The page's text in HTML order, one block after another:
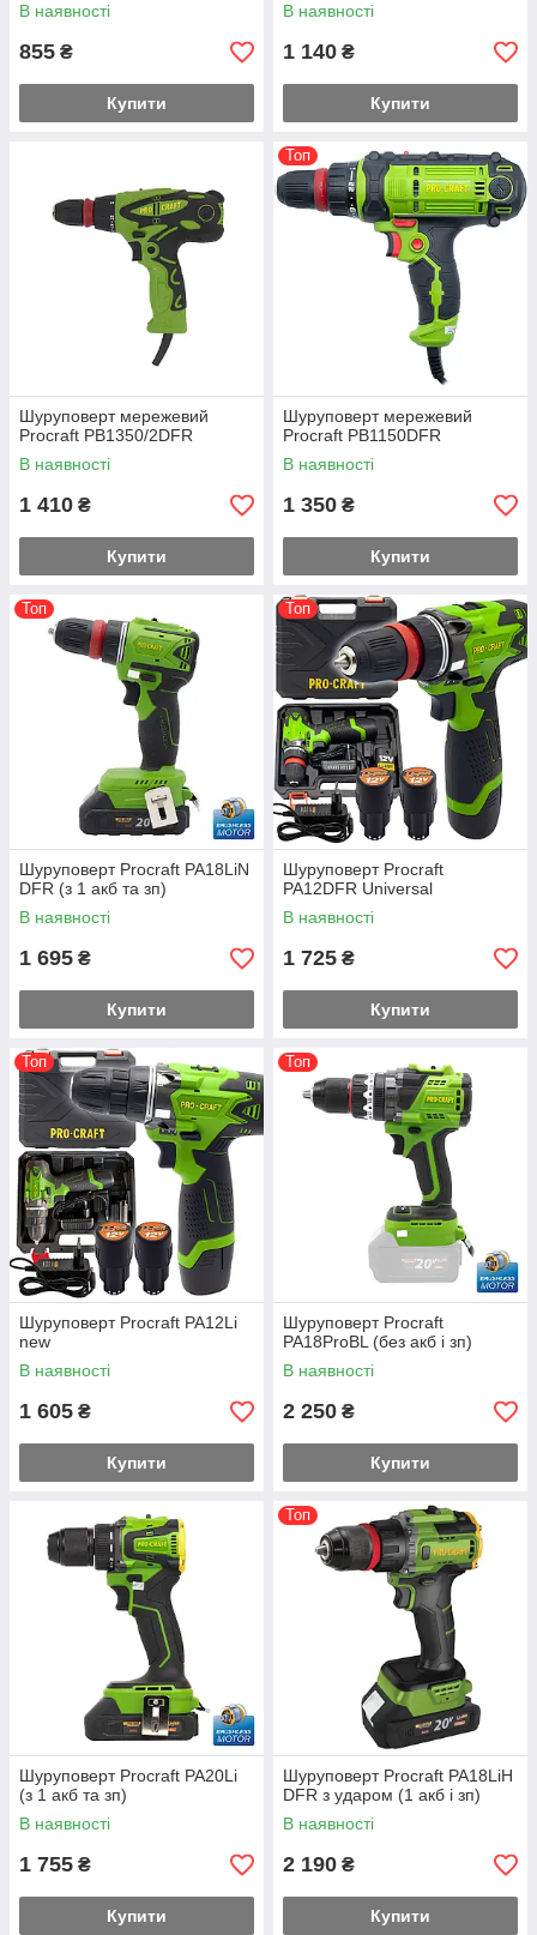
В наявності
855 ₴
Купити
В наявності
1 140 ₴
Купити
Шуруповерт мережевий
Procraft PB1350/2DFR
В наявності
1 410 ₴
Купити
Топ
Шуруповерт мережевий
Procraft PB1150DFR
В наявності
1 350 ₴
Купити
Топ
Шуруповерт Procraft PA18LiN
DFR (з 1 акб та зп)
В наявності
1 695 ₴
Купити
Топ
Шуруповерт Procraft
PA12DFR Universal
В наявності
1 725 ₴
Купити
Топ
Шуруповерт Procraft PA12Li
new
В наявності
1 605 ₴
Купити
Топ
Шуруповерт Procraft
PA18ProBL (без акб і зп)
В наявності
2 250 ₴
Купити
Шуруповерт Procraft PA20Li
(з 1 акб та зп)
В наявності
1 755 ₴
Купити
Топ
Шуруповерт Procraft PA18LiH
DFR з ударом (1 акб і зп)
В наявності
2 190 ₴
Купити